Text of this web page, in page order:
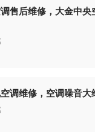
售后维修，大金中央
调维修，空调噪音大